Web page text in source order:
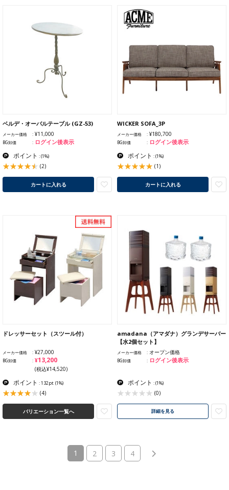
ベルデ・オーバルテーブル (GZ-53)
メーカー価格 ¥11,000
BG卸価 ログイン後表示
ポイント :(1%)
(2)
カートに入れる
WICKER SOFA_3P
メーカー価格 ¥180,700
BG卸価 ログイン後表示
ポイント :(1%)
(1)
カートに入れる
ドレッサーセット（スツール付）
メーカー価格 ¥27,000
BG卸価 ¥13,200
(税込¥14,520)
ポイント : 132pt (1%)
(4)
バリエーション一覧へ
amadana（アマダナ）グランデサーバー
【水2個セット】
メーカー価格 オープン価格
BG卸価 ログイン後表示
ポイント :(1%)
(0)
詳細を見る
1 (current)
2 3 4